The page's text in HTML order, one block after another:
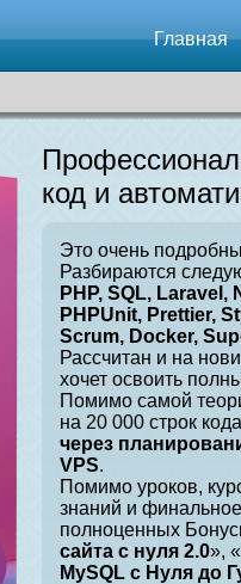
Главная
код и
Это очень
Разбираются
PHP, SQL,
PHPUnit, Prettier,
Scrum, Docker,
Рассчитан и на
хочет освоить
Помимо самой
на 20 000 строк
через
VPS.
Помимо уроков,
знаний и
полноценных
сайта с нуля 2.0», «
MySQL с Нуля до